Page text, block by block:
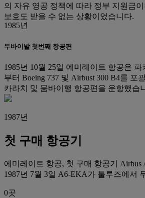
의 자유 영공 정책에 따라 정부 지원금
보호도 받을 수 없는 상황이었습니다.
1985년
두바이발 첫번째 항공편
1985년 10월 25일 에미레이트 항공은
부터 Boeing 737 및 Airbust 300 B4를 포
카라치 및 뭄바이행 항공편을 운항했습
1987년
첫 구매 항공기
에미레이트 항공, 첫 구매 항공기 Airbus
1987년 7월 3일 A6-EKA가 툴루즈에서
0곳